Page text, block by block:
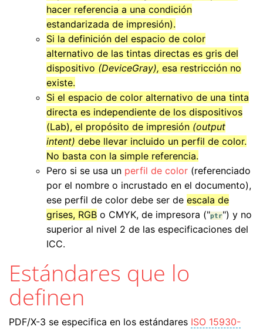
hacer referencia a una condición
estandarizada de impresión).
Si la definición del espacio de color
alternativo de las tintas directas es gris del
dispositivo (DeviceGray), esa restricción no
existe.
Si el espacio de color alternativo de una tinta
directa es independiente de los dispositivos
(Lab), el propósito de impresión (output
intent) debe llevar incluido un perfil de color.
No basta con la simple referencia.
Pero si se usa un perfil de color (referenciado
por el nombre o incrustado en el documento),
ese perfil de color debe ser de escala de
grises, RGB o CMYK, de impresora ("ptr") y no
superior al nivel 2 de las especificaciones del
ICC.
Estándares que lo
definen
PDF/X-3 se especifica en los estándares ISO 15930-